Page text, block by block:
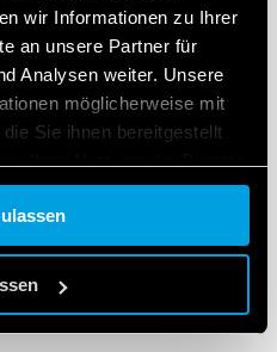
wir Informationen zu Ihrer
an unsere Partner für
Analysen weiter. Unsere
möglicherweise mit
Sie ihnen bereitgestellt